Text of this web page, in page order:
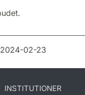
02-23
INSTITUTIONER